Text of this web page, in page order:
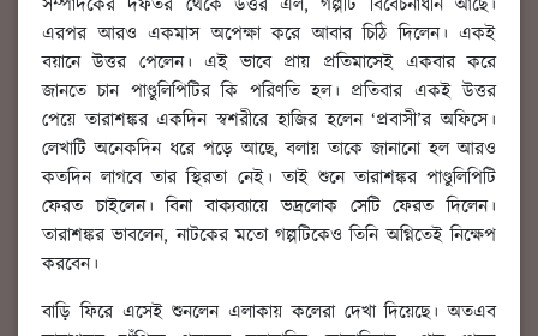
এরপর আরও একমাস অপেক্ষা করে আবার চিঠি দিলেন। একই
বয়ানে উত্তর পেলেন। এই ভাবে প্রায় প্রতিমাসেই একবার করে
জানতে চান পাণ্ডুলিপিটির কি পরিণতি হল। প্রতিবার একই উত্তর
পেয়ে তারাশঙ্কর একদিন স্বশরীরে হাজির হলেন ‘প্রবাসী’র অফিসে।
লেখাটি অনেকদিন ধরে পড়ে আছে, বলায় তাকে জানানো হল আরও
কতদিন লাগবে তার স্থিরতা নেই। তাই শুনে তারাশঙ্কর পাণ্ডুলিপিটি
ফেরত চাইলেন। বিনা বাক্যব্যায়ে ভদ্রলোক সেটি ফেরত দিলেন।
তারাশঙ্কর ভাবলেন, নাটকের মতো গল্পটিকেও তিনি অগ্নিতেই নিক্ষেপ
করবেন।
বাড়ি ফিরে এসেই শুনলেন এলাকায় কলেরা দেখা দিয়েছে। অতএব